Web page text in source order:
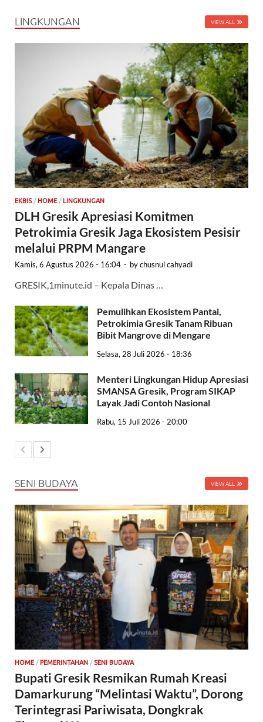
LINGKUNGAN VIEW ALL
EKBIS/ HOME / LINGKUNGAN
DLH Gresik Apresiasi Komitmen
Petrokimia Gresik Jaga Ekosistem Pesisir
melalui PRPM Mangare
Kamis, 6 Agustus 2026 - 16:04 - bychusnul cahyadi
GRESIK,1minute.id – Kepala Dinas …
Pemulihkan Ekosistem Pantai,
Petrokimia Gresik Tanam Ribuan
Bibit Mangrove di Mengare
Selasa, 28 Juli 2026 - 18:36
Menteri Lingkungan Hidup Apresiasi
SMANSA Gresik, Program SIKAP
Layak Jadi Contoh Nasional
Rabu, 15 Juli 2026 - 20:00
SENI BUDAYA VIEW ALL
HOME / PEMERINTAHAN / SENI BUDAYA
Bupati Gresik Resmikan Rumah Kreasi
Damarkurung “Melintasi Waktu”, Dorong
Terintegrasi Pariwisata, Dongkrak